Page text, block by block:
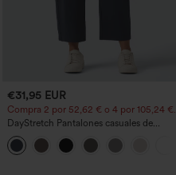
€31,95 EUR
Compra 2 por 52,62 € o 4 por 105,24 €.
DayStretch Pantalones casuales de
cintura alta con pernera tipo barril y
bolsillos